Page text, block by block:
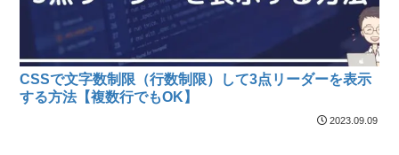
CSSで文字数制限（行数制限）して3点リーダーを表示
する方法【複数行でもOK】
2023.09.09